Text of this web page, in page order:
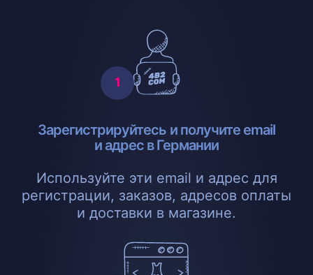
Зарегистрируйтесь и получите email
и адрес в Германии
Используйте эти email и адрес для
регистрации, заказов, адресов оплаты
и доставки в магазине.